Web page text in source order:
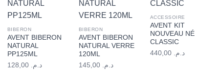
BIBERON
AVENT BIBERON
NATURAL
PP125ML
د.م. 128,00
BIBERON
AVENT BIBERON
NATURAL VERRE
120ML
د.م. 145,00
ACCESSOIRE
AVENT KIT
NOUVEAU NÉ
CLASSIC
د.م. 440,00